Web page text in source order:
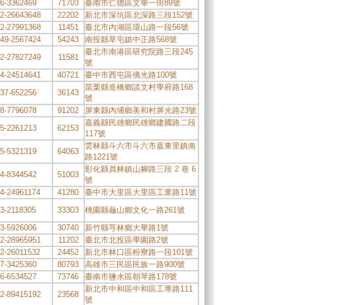
3362469 71703
臺南市仁德區文華一街89號
26643648 22202
新北市深坑區北深路三段152號
27991368 11451
臺北市內湖區環山路一段56號
2567424 54243
南投縣草屯鎮中正路568號
27827249 11581
臺北市南港區研究院路三段245
號
24514641 40721
臺中市西屯區僑光路100號
652256 36143
苗栗縣造橋鄉談文村學府路168
號
7796078 91202
屏東縣內埔鄉美和村屏光路23號
2261213 62153
嘉義縣民雄鄉民雄鄉建國路二段
117號
5321319 64063
雲林縣斗六市斗六市嘉東里鎮南
路1221號
8344542 51003
彰化縣員林鎮山腳路三段 2 巷 6
號
24961174 41280
臺中市大里區大里區工業路11號
2118305 33303
桃園縣龜山鄉文化一路261號
5926006 30740
新竹縣芎林鄉大華路1號
28965951 11202
臺北市北投區學園路2號
26011532 24452
新北市林口區粉寮路一段101號
3425360 80793
高雄市三民區民族一路900號
6534527 73746
臺南市鹽水區朝琴路178號
89415192 23568
新北市中和區中和區工專路111
號